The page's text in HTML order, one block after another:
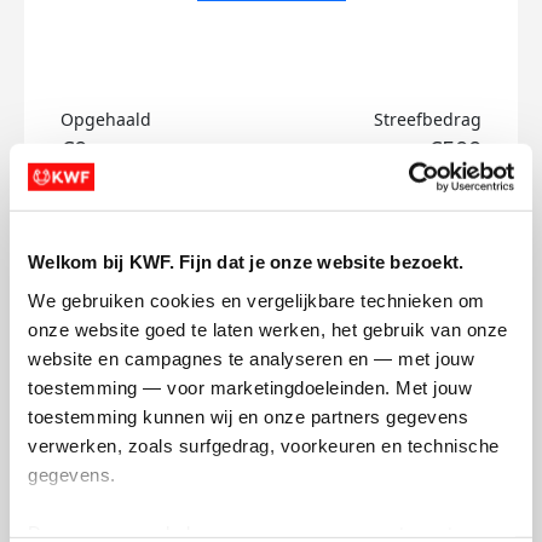
Welkom bij KWF. Fijn dat je onze website bezoekt.
We gebruiken cookies en vergelijkbare technieken om
onze website goed te laten werken, het gebruik van onze
website en campagnes te analyseren en — met jouw
toestemming — voor marketingdoeleinden. Met jouw
toestemming kunnen wij en onze partners gegevens
verwerken, zoals surfgedrag, voorkeuren en technische
gegevens.
Opgehaald
€0
Streefbedrag
€500
Doneer
Keandro's badges